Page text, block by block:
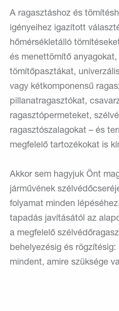
A ragasztáshoz és
igényeihez igazított
hőmérsékletálló
és menettömítő anyagokat,
tömítőpasztákat,
vagy kétkomponensű
pillanatragasztókat,
ragasztópermeteket,
ragasztószalagokat – és
megfelelő tartozékokat is
Akkor sem hagyjuk Önt
járművének
folyamat minden
tapadás javításától az
a megfelelő
behelyezésig és rögzítésig:
mindent, amire szüksége